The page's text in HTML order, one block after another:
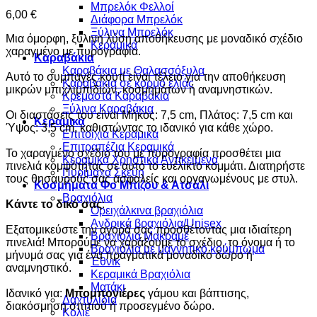
Μπρελόκ Φελλοί
Διάφορα Μπρελόκ
Ξύλινα Μπρελόκ
Κεραμικά
Καραβάκια
Καραβάκια με Θαλασσόξυλα
Καραβάκια σε κορμό ελιάς
Κρεμαστά Καραβάκια
Ξύλινα Καραβάκια
Κεραμικά
Επιτοίχια Κεραμικά
Επιτραπέζια Κεραμικά
Κεραμικά Χρηστικά Αντικείμενα
Πυρίμαχα Σκεύη
Κοσμήματα Φο Μπιζου & Ατσάλι
Βραχιόλια
Oρειχάλκινα βραχιόλια
Ανδρικά βραχιόλια/Unisex
Βραχιόλια Μακραμέ
Βραχιόλια με μαγνητικό κούμπωμα
Έθνικ
Κεραμικά Βραχιόλια
Ματάκι
Δαχτυλίδια
Κολιέ
6,00 €
Μια όμορφη, ξύλινη λύση αποθήκευσης με μοναδικό σχέδιο
χαραγμένο με πυρογραφία.
Αυτό το συμπαγές κουτί είναι τέλειο για την αποθήκευση
μικρών μπιχλιμπιδιών, κοσμημάτων ή αναμνηστικών.
Οι διαστάσεις του είναι Μήκος: 7,5 cm, Πλάτος: 7,5 cm και
Ύψος: 3,5 cm, καθιστώντας το ιδανικό για κάθε χώρο.
Το χαραγμένο σχέδιο του με πυρογραφία προσθέτει μια
πινελιά κομψότητας σε αυτό το ευέλικτο κομμάτι. Διατηρήστε
τους θησαυρούς σας ασφαλείς και οργανωμένους με στυλ.
Κάντε το δικό σας:
Εξατομικεύστε την αγορά σας προσθέτοντας μια ιδιαίτερη
πινελιά! Μπορούμε να χαράξουμε το σχέδιο, το όνομα ή το
μήνυμά σας για ένα πραγματικά μοναδικό δώρο ή
αναμνηστικό.
Ιδανικό για: Μπομπονιέρες γάμου και βάπτισης,
διακόσμηση σπιτιού ή προσεγμένο δώρο.